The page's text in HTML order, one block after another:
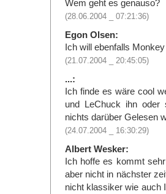
Wem geht es genauso?
(28.06.2004 _ 07:21:36)
Egon Olsen:
Ich will ebenfalls
(21.07.2004 _ 20:45:05)
...:
Ich finde es wäre cool
und LeChuck ihn oder
nichts darüber Gelesen
(24.07.2004 _ 16:30:29)
Albert Wesker:
Ich hoffe es kommt
aber nicht in nächster
nicht klassiker wie auch